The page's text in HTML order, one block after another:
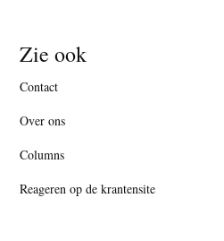
Zie ook
Contact
Over ons
Columns
Reageren op de krantensite